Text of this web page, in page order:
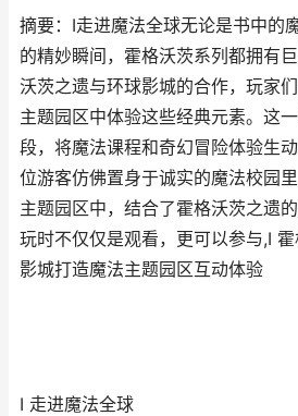
摘要：I走进魔法全球无论是书中的
的精妙瞬间，霍格沃茨系列都拥有
沃茨之遗与环球影城的合作，玩家
主题园区中体验这些经典元素。这
段，将魔法课程和奇幻冒险体验生
位游客仿佛置身于诚实的魔法校园
主题园区中，结合了霍格沃茨之遗
玩时不仅仅是观看，更可以参与,I
影城打造魔法主题园区互动体验
I 走进魔法全球